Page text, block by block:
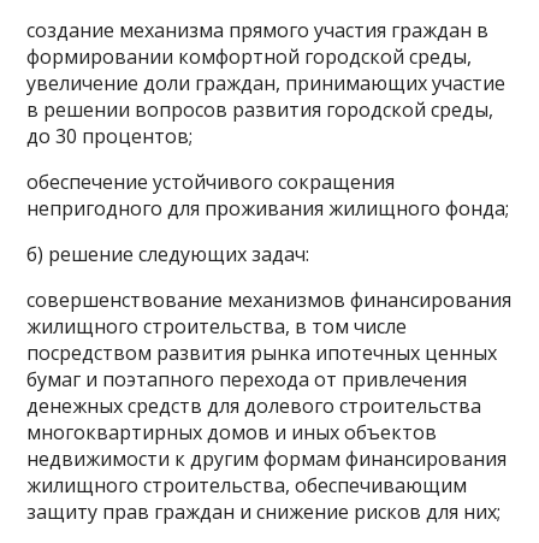
создание механизма прямого участия граждан в
формировании комфортной городской среды,
увеличение доли граждан, принимающих участие
в решении вопросов развития городской среды,
до 30 процентов;
обеспечение устойчивого сокращения
непригодного для проживания жилищного фонда;
б) решение следующих задач:
совершенствование механизмов финансирования
жилищного строительства, в том числе
посредством развития рынка ипотечных ценных
бумаг и поэтапного перехода от привлечения
денежных средств для долевого строительства
многоквартирных домов и иных объектов
недвижимости к другим формам финансирования
жилищного строительства, обеспечивающим
защиту прав граждан и снижение рисков для них;